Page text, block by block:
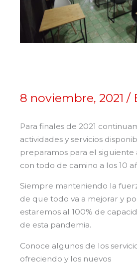
8 noviembre, 2021 /
Para finales de 2021
actividades y servicios
preparamos para el siguiente
con todo de camino a los 10
Siempre manteniendo la
de que todo va a mejorar y
estaremos al 100% de
de esta pandemia.
Conoce algunos de los
ofreciendo y los nuevos